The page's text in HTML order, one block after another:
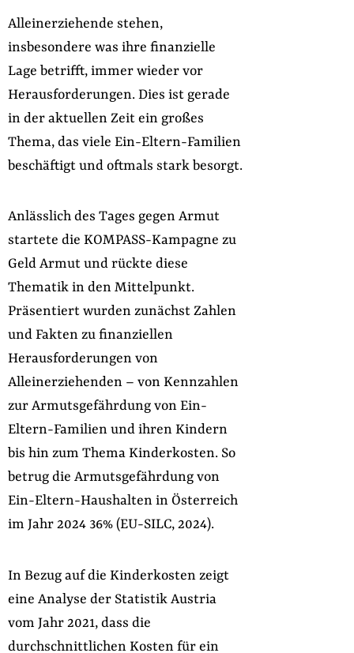
Alleinerziehende stehen,
insbesondere was ihre finanzielle
Lage betrifft, immer wieder vor
Herausforderungen. Dies ist gerade
in der aktuellen Zeit ein großes
Thema, das viele Ein-Eltern-Familien
beschäftigt und oftmals stark besorgt.
Anlässlich des Tages gegen Armut
startete die KOMPASS-Kampagne zu
Geld Armut und rückte diese
Thematik in den Mittelpunkt.
Präsentiert wurden zunächst Zahlen
und Fakten zu finanziellen
Herausforderungen von
Alleinerziehenden – von Kennzahlen
zur Armutsgefährdung von Ein-
Eltern-Familien und ihren Kindern
bis hin zum Thema Kinderkosten. So
betrug die Armutsgefährdung von
Ein-Eltern-Haushalten in Österreich
im Jahr 2024 36% (EU-SILC, 2024).
In Bezug auf die Kinderkosten zeigt
eine Analyse der Statistik Austria
vom Jahr 2021, dass die
durchschnittlichen Kosten für ein